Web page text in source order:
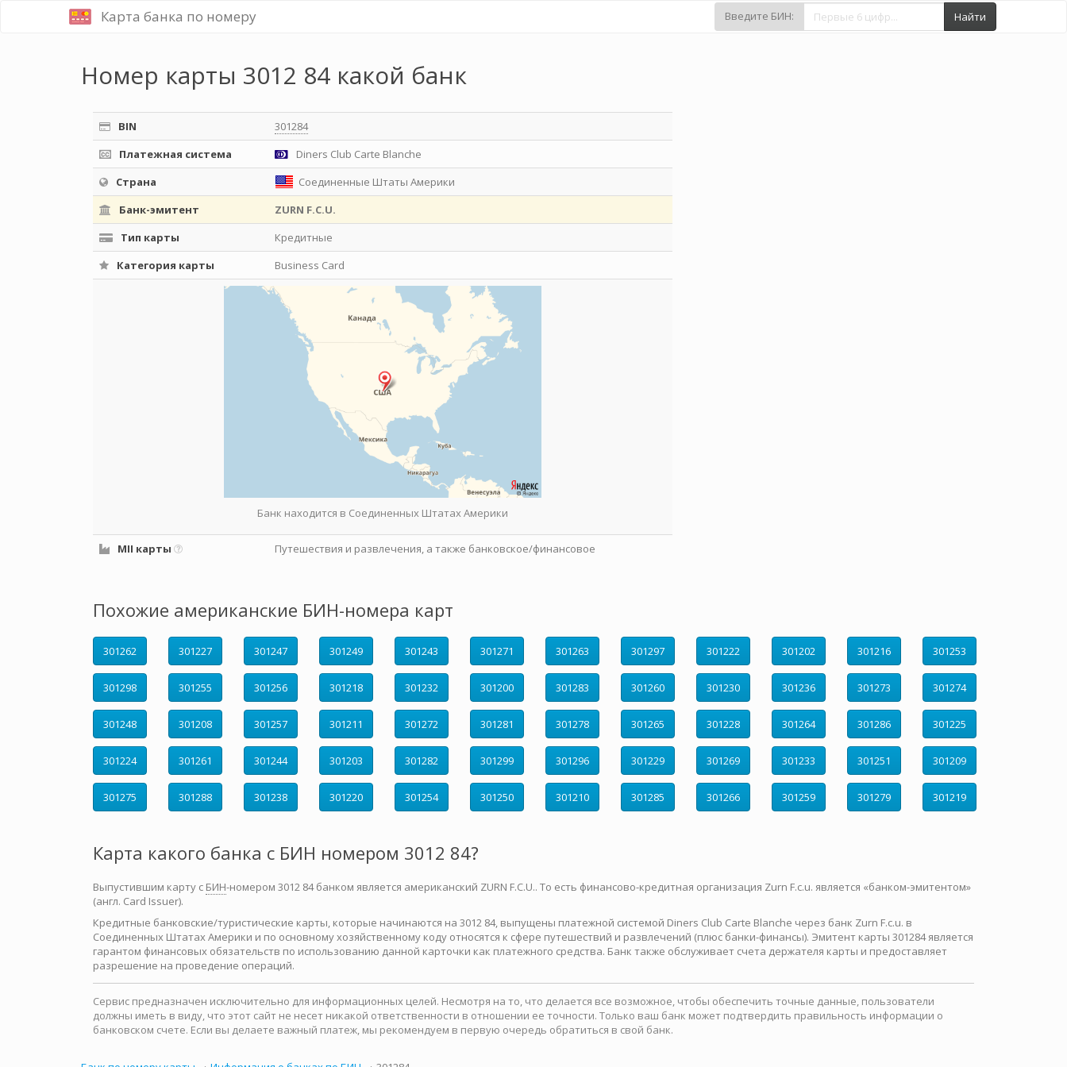
Карта банка по номеру Введите БИН: Найти
Номер карты 3012 84 какой банк
BIN
301284
Платежная система
Diners Club Carte Blanche
Страна
Соединенные Штаты Америки
Банк-эмитент
ZURN F.C.U.
Тип карты
Кредитные
Категория карты
Business Card
Банк находится в Соединенных Штатах Америки
MII карты Путешествия и развлечения, а также банковское/финансовое
Похожие американские БИН-номера карт
301262 301227 301247 301249 301243 301271 301263 301297 301222 301202 301216 301253
301298 301255 301256 301218 301232 301200 301283 301260 301230 301236 301273 301274
301248 301208 301257 301211 301272 301281 301278 301265 301228 301264 301286 301225
301224 301261 301244 301203 301282 301299 301296 301229 301269 301233 301251 301209
301275 301288 301238 301220 301254 301250 301210 301285 301266 301259 301279 301219
Карта какого банка с БИН номером 3012 84?
Выпустившим карту с БИН-номером 3012 84 банком является американский ZURN F.C.U.. То есть финансово-кредитная организация Zurn F.c.u. является «банком-эмитентом»
(англ. Card Issuer).
Кредитные банковские/туристические карты, которые начинаются на 3012 84, выпущены платежной системой Diners Club Carte Blanche через банк Zurn F.c.u. в
Соединенных Штатах Америки и по основному хозяйственному коду относятся к сфере путешествий и развлечений (плюс банки-финансы). Эмитент карты 301284 является
гарантом финансовых обязательств по использованию данной карточки как платежного средства. Банк также обслуживает счета держателя карты и предоставляет
разрешение на проведение операций.
Сервис предназначен исключительно для информационных целей. Несмотря на то, что делается все возможное, чтобы обеспечить точные данные, пользователи
должны иметь в виду, что этот сайт не несет никакой ответственности в отношении ее точности. Только ваш банк может подтвердить правильность информации о
банковском счете. Если вы делаете важный платеж, мы рекомендуем в первую очередь обратиться в свой банк.